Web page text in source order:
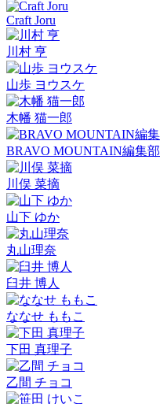
Craft Joru
川村 亨
山歩 ヨウスケ
木幡 猫一郎
BRAVO MOUNTAIN編集部
川俣 菜摘
山下 ゆか
丸山理奈
臼井 博人
ななせ ももこ
下田 真理子
乙間 チョコ